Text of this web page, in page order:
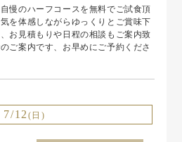
慢のハーフコースを無料でご試食頂
を体感しながらゆっくりとご賞味下
お見積もりや日程の相談もご案内致
ご案内です、お早めにご予約くださ
7/12 (日)